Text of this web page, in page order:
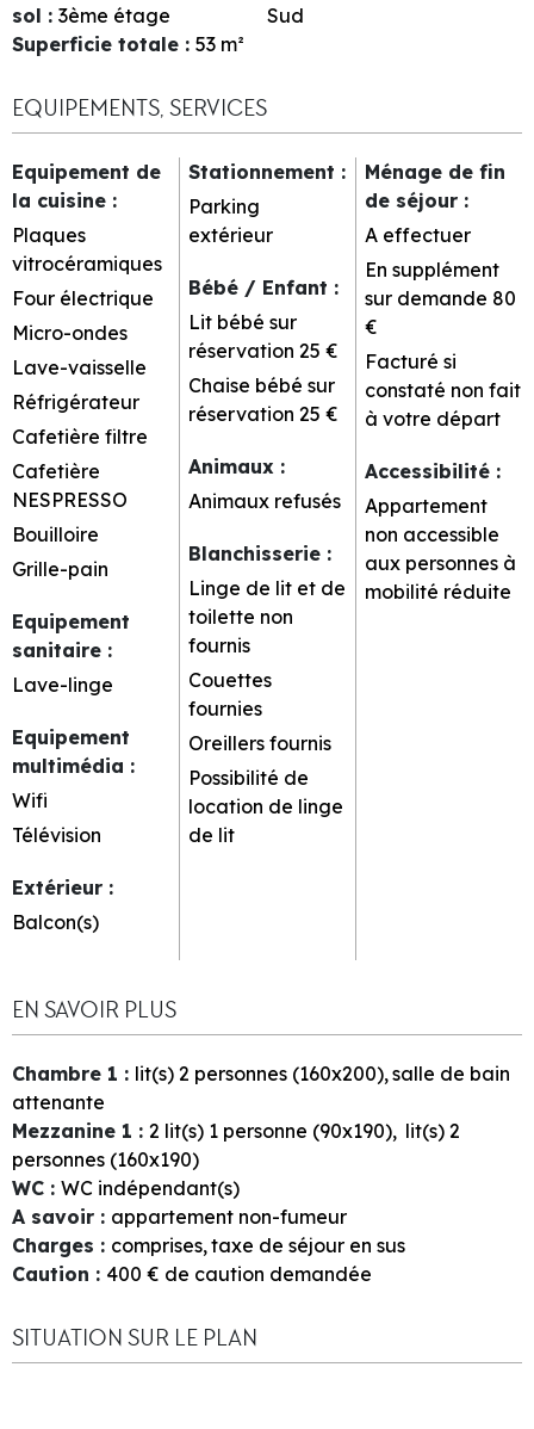
sol : 3ème étage
Sud
Superficie totale : 53 m²
EQUIPEMENTS, SERVICES
Equipement de
la cuisine :
Plaques
vitrocéramiques
Four électrique
Micro-ondes
Lave-vaisselle
Réfrigérateur
Cafetière filtre
Cafetière
NESPRESSO
Bouilloire
Grille-pain
Equipement
sanitaire :
Lave-linge
Equipement
multimédia :
Wifi
Télévision
Extérieur :
Balcon(s)
Stationnement :
Parking
extérieur
Bébé / Enfant :
Lit bébé sur
réservation 25 €
Chaise bébé sur
réservation 25 €
Animaux :
Animaux refusés
Blanchisserie :
Linge de lit et de
toilette non
fournis
Couettes
fournies
Oreillers fournis
Possibilité de
location de linge
de lit
Ménage de fin
de séjour :
A effectuer
En supplément
sur demande 80
€
Facturé si
constaté non fait
à votre départ
Accessibilité :
Appartement
non accessible
aux personnes à
mobilité réduite
EN SAVOIR PLUS
Chambre 1 : lit(s) 2 personnes (160x200) salle de bain
attenante
Mezzanine 1 : 2 lit(s) 1 personne (90x190) lit(s) 2
personnes (160x190)
WC : WC indépendant(s)
A savoir : appartement non-fumeur
Charges : comprises taxe de séjour en sus
Caution : 400 € de caution demandée
SITUATION SUR LE PLAN